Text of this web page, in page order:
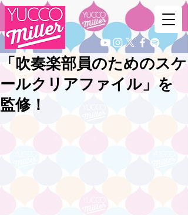
「吹奏楽部員のためのスケ
ールクリアファイル」を
監修！